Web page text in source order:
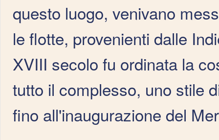
questo luogo, venivano
le flotte, provenienti dalle
XVIII secolo fu ordinata la
tutto il complesso, uno stile
fino all'inaugurazione del